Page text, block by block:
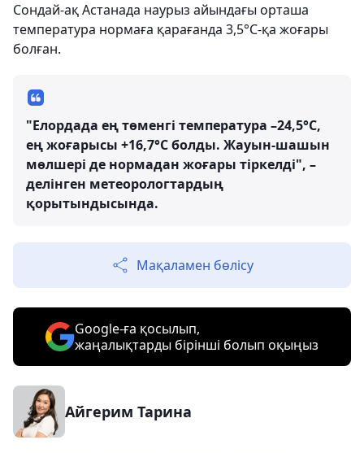
Сондай-ақ Астанада наурыз айындағы орташа
температура нормаға қарағанда 3,5°C-қа жоғары
болған.
"Елордада ең төменгі температура –24,5°C,
ең жоғарысы +16,7°C болды. Жауын-шашын
мөлшері де нормадан жоғары тіркелді", –
делінген метеорологтардың
қорытындысында.
Мақаламен бөлісу
Google-ға қосылып,
жаңалықтарды бірінші болып оқыңыз
Айгерим Тарина